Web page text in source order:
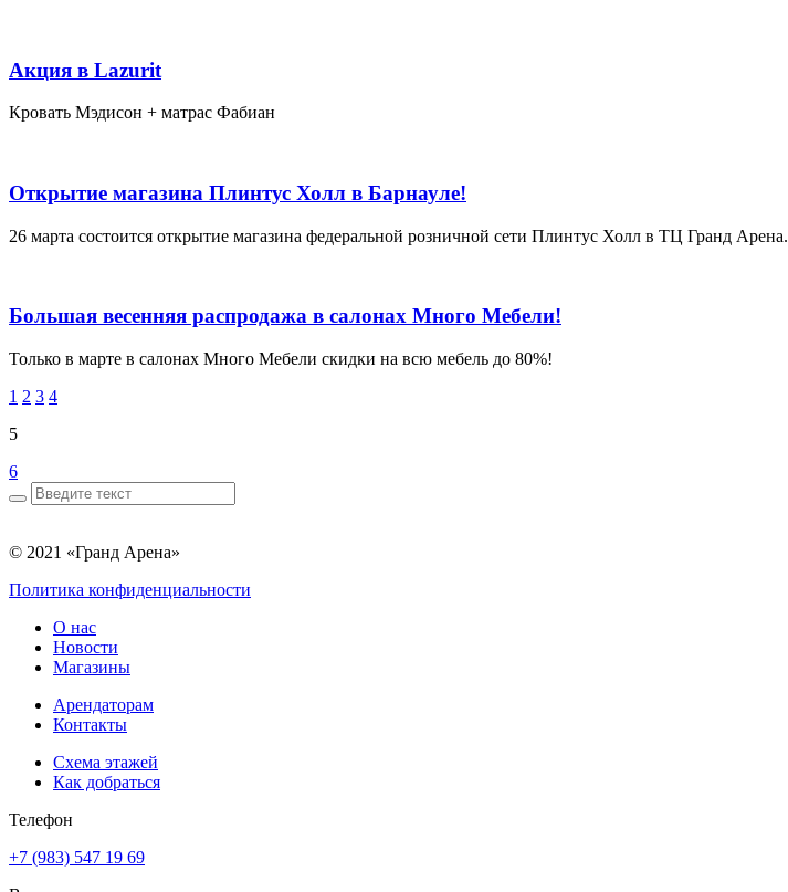
Акция в Lazurit
Кровать Мэдисон + матрас Фабиан
Открытие магазина Плинтус Холл в Барнауле!
26 марта состоится открытие магазина федеральной розничной сети Плинтус Холл в ТЦ Гранд Арена.
Большая весенняя распродажа в салонах Много Мебели!
Только в марте в салонах Много Мебели скидки на всю мебель до 80%!
1 2 3 4
5
6
© 2021 «Гранд Арена»
Политика конфиденциальности
О нас
Новости
Магазины
Арендаторам
Контакты
Схема этажей
Как добраться
Телефон
+7 (983) 547 19 69